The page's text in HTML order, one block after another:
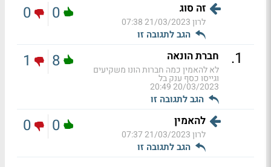
זה סוג
לרון21/03/2023 07:38
הגב לתגובה זו
0
0
1
. חברת הונאה
לא להאמין כמה חברות הונו משקיעים
וגייסו כסף ענק בל
20/03/2023 20:49
הגב לתגובה זו
8
1
להאמין
לרון21/03/2023 07:37
הגב לתגובה זו
0
0